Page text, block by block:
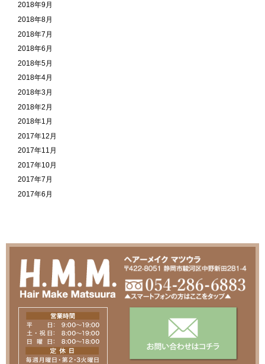
2018年9月
2018年8月
2018年7月
2018年6月
2018年5月
2018年4月
2018年3月
2018年2月
2018年1月
2017年12月
2017年11月
2017年10月
2017年7月
2017年6月